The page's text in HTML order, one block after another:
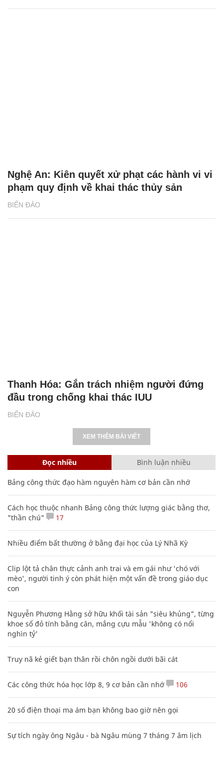
BIỂN ĐẢO
Nghệ An: Kiên quyết xử phạt các hành vi vi
phạm quy định về khai thác thủy sản
BIỂN ĐẢO
Thanh Hóa: Gắn trách nhiệm người đứng
đầu trong chống khai thác IUU
XEM THÊM BÀI VIẾT
Đọc nhiều Bình luận nhiều
Bảng công thức đạo hàm nguyên hàm cơ bản cần nhớ
Cách học thuộc nhanh Bảng công thức lượng giác bằng thơ,
"thần chú"
17
Nhiều điểm bất thường ở bằng đại học của Lý Nhã Kỳ
Clip lột tả chân thực cảnh anh trai và em gái như 'chó với
mèo', người tinh ý còn phát hiện một vấn đề trong giáo dục
con
Nguyễn Phương Hằng sở hữu khối tài sản "siêu khủng", từng
khoe sổ đỏ tính bằng cân, mắng cựu mẫu 'không có nổi
nghìn tỷ'
Truy nã kẻ giết bạn thân rồi chôn ngồi dưới bãi cát
Các công thức hóa học lớp 8, 9 cơ bản cần nhớ 106
20 số điện thoại ma ám bạn không bao giờ nên gọi
Sự tích ngày ông Ngâu - bà Ngâu mùng 7 tháng 7 âm lịch